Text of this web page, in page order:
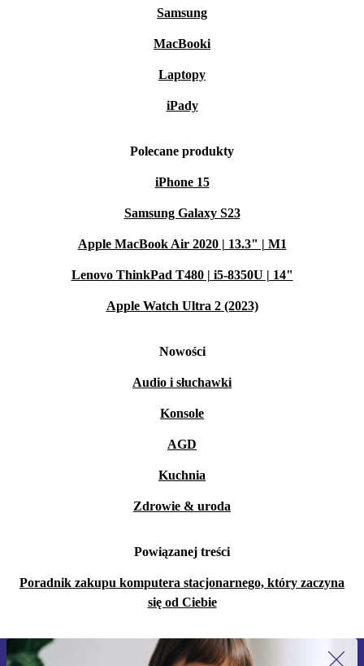
Samsung
MacBooki
Laptopy
iPady
Polecane produkty
iPhone 15
Samsung Galaxy S23
Apple MacBook Air 2020 | 13.3" | M1
Lenovo ThinkPad T480 | i5-8350U | 14"
Apple Watch Ultra 2 (2023)
Nowości
Audio i słuchawki
Konsole
AGD
Kuchnia
Zdrowie & uroda
Powiązanej treści
Poradnik zakupu komputera stacjonarnego, który zaczyna
się od Ciebie